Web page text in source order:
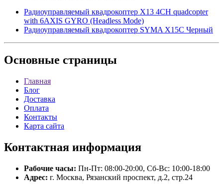
Радиоуправляемый квадрокоптер X13 4CH quadcopter
with 6AXIS GYRO (Headless Mode)
Радиоуправляемый квадрокоптер SYMA X15C Черный
Основные страницы
Главная
Блог
Доставка
Оплата
Контакты
Карта сайта
Контактная информация
Рабочие часы: Пн-Пт: 08:00-20:00, Сб-Вс: 10:00-18:00
Адрес: г. Москва, Рязанский проспект, д.2, стр.24